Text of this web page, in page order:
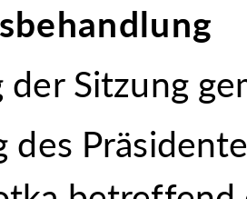
Sitzung
des